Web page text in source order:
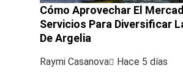
Cómo Aprovechar El
Servicios Para Diversificar
De Argelia
Raymi Casanova Hace 5 días